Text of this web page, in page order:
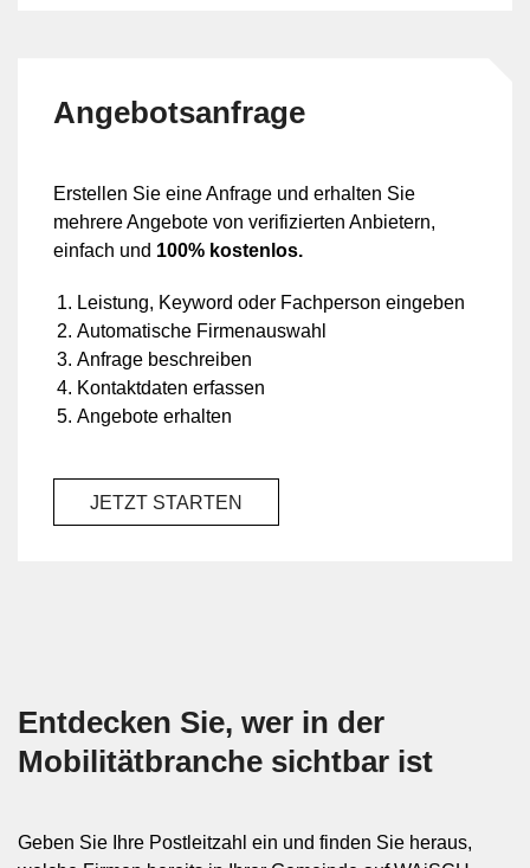
Angebotsanfrage
Erstellen Sie eine Anfrage und erhalten Sie
mehrere Angebote von verifizierten Anbietern,
einfach und 100% kostenlos.
Leistung, Keyword oder Fachperson eingeben
Automatische Firmenauswahl
Anfrage beschreiben
Kontaktdaten erfassen
Angebote erhalten
JETZT STARTEN
Entdecken Sie, wer in der
Mobilität­branche sichtbar ist
Geben Sie Ihre Postleitzahl ein und finden Sie heraus,